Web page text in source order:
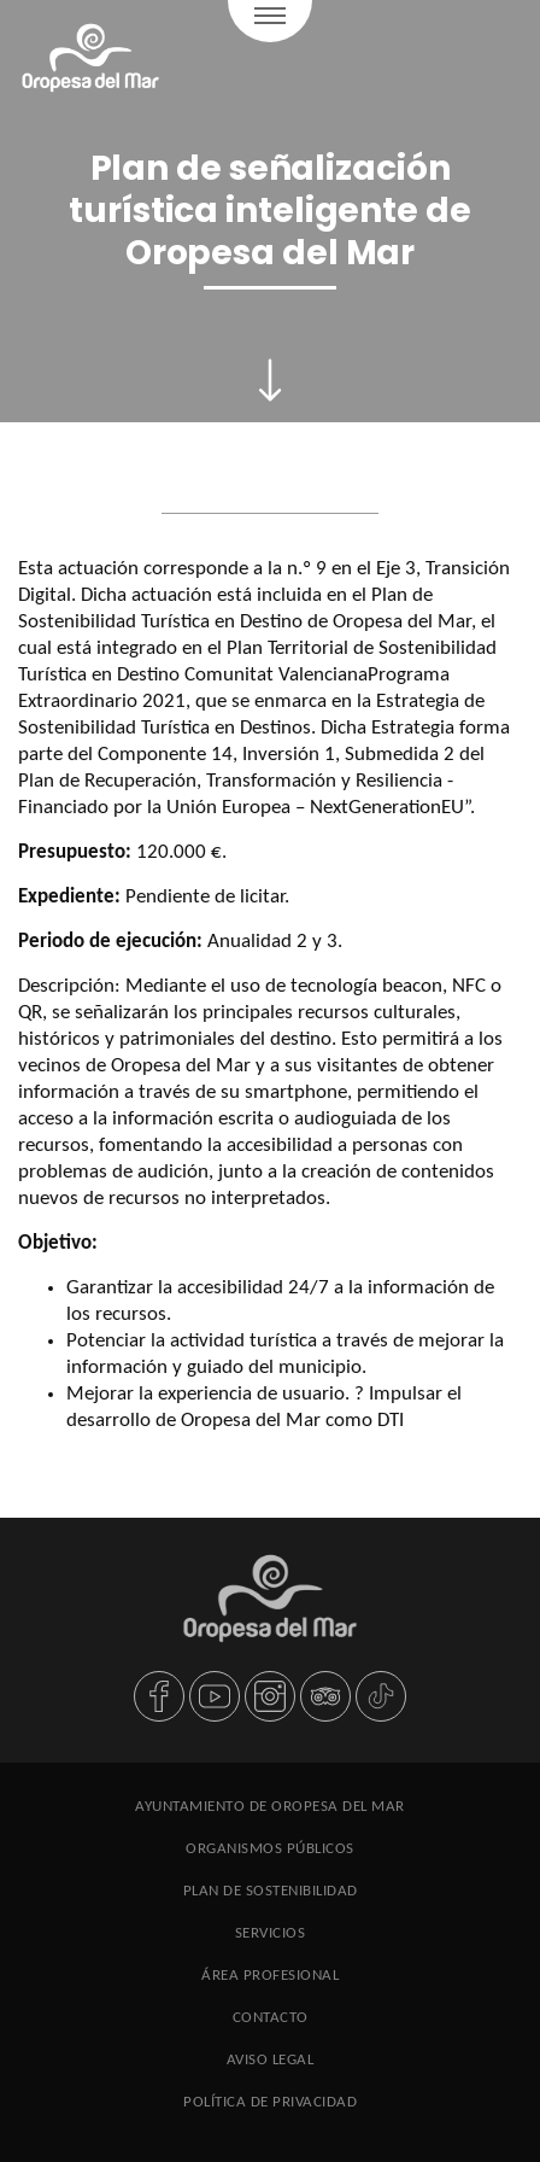
Plan de señalización
turística inteligente de
Oropesa del Mar
Esta actuación corresponde a la n.º 9 en el Eje 3, Transición
Digital. Dicha actuación está incluida en el Plan de
Sostenibilidad Turística en Destino de Oropesa del Mar, el
cual está integrado en el Plan Territorial de Sostenibilidad
Turística en Destino Comunitat ValencianaPrograma
Extraordinario 2021, que se enmarca en la Estrategia de
Sostenibilidad Turística en Destinos. Dicha Estrategia forma
parte del Componente 14, Inversión 1, Submedida 2 del
Plan de Recuperación, Transformación y Resiliencia -
Financiado por la Unión Europea – NextGenerationEU”.
Presupuesto: 120.000 €.
Expediente: Pendiente de licitar.
Periodo de ejecución: Anualidad 2 y 3.
Descripción: Mediante el uso de tecnología beacon, NFC o
QR, se señalizarán los principales recursos culturales,
históricos y patrimoniales del destino. Esto permitirá a los
vecinos de Oropesa del Mar y a sus visitantes de obtener
información a través de su smartphone, permitiendo el
acceso a la información escrita o audioguiada de los
recursos, fomentando la accesibilidad a personas con
problemas de audición, junto a la creación de contenidos
nuevos de recursos no interpretados.
Objetivo:
Garantizar la accesibilidad 24/7 a la información de
los recursos.
Potenciar la actividad turística a través de mejorar la
información y guiado del municipio.
Mejorar la experiencia de usuario. ? Impulsar el
desarrollo de Oropesa del Mar como DTI
AYUNTAMIENTO DE OROPESA DEL MAR
ORGANISMOS PÚBLICOS
PLAN DE SOSTENIBILIDAD
SERVICIOS
ÁREA PROFESIONAL
CONTACTO
AVISO LEGAL
POLÍTICA DE PRIVACIDAD